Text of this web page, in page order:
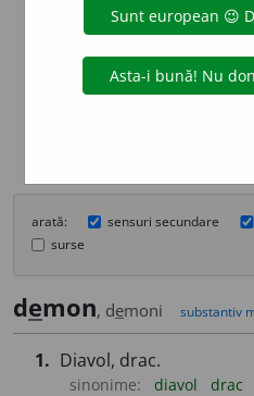
info
Aceste definiții
echipa
originale se
Puteți
arată: sensuri secundare
surse
demon, demoni substantiv
1. Diavol, drac.
sinonime: diavol drac